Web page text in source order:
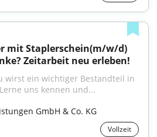
mit Staplerschein(m/w/d)
Zeitarbeit neu erleben!
wirst ein wichtiger Bestandteil in
uns kennen und...
GmbH & Co. KG
Vollzeit